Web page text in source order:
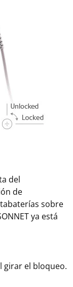
del
de
sobre
ya está
girar el bloqueo.